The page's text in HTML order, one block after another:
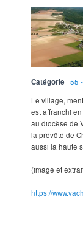
Catégorie
55
Le village,
est affranchi
au diocèse de
la prévôté de
aussi la haute
(image et
https://